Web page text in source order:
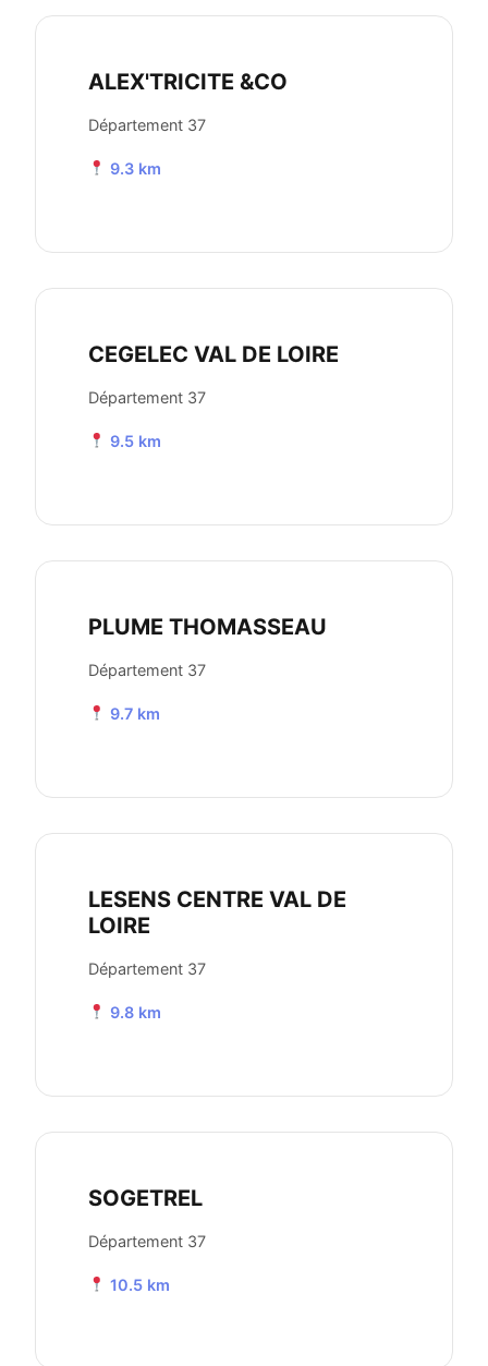
ALEX'TRICITE &CO
Département 37
9.3 km
CEGELEC VAL DE LOIRE
Département 37
9.5 km
PLUME THOMASSEAU
Département 37
9.7 km
LESENS CENTRE VAL DE
LOIRE
Département 37
9.8 km
SOGETREL
Département 37
10.5 km